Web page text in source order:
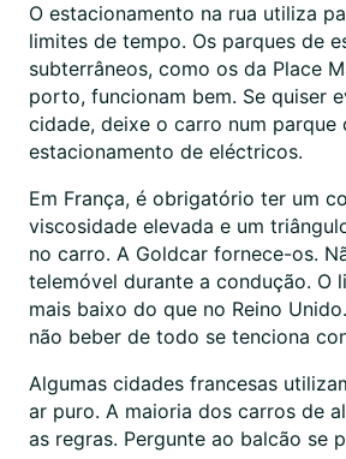
O estacionamento na rua utiliza
limites de tempo. Os parques de
subterrâneos, como os da Place
porto, funcionam bem. Se quiser
cidade, deixe o carro num parque
estacionamento de eléctricos.
Em França, é obrigatório ter um
viscosidade elevada e um
no carro. A Goldcar fornece-os.
telemóvel durante a condução. O
mais baixo do que no Reino
não beber de todo se tenciona
Algumas cidades francesas
ar puro. A maioria dos carros de
as regras. Pergunte ao balcão se